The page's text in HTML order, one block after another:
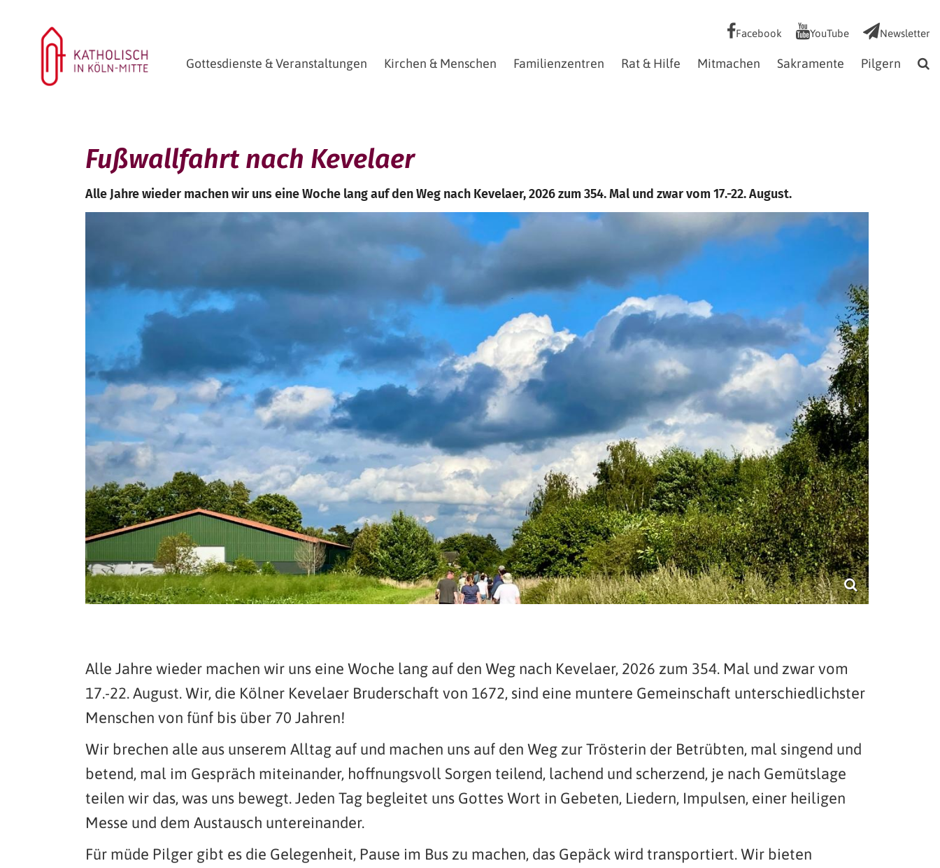
Facebook YouTube Newsletter
Startseite Gottesdienste & Veranstaltungen Kirchen & Menschen Familienzentren Rat & Hilfe Mitmachen Sakramente Pilgern
Fußwallfahrt nach Kevelaer
Alle Jahre wieder machen wir uns eine Woche lang auf den Weg nach Kevelaer, 2026 zum 354. Mal und zwar vom 17.-22. August.
Alle Jahre wieder machen wir uns eine Woche lang auf den Weg nach Kevelaer, 2026 zum 354. Mal und zwar vom
17.-22. August. Wir, die Kölner Kevelaer Bruderschaft von 1672, sind eine muntere Gemeinschaft unterschiedlichster
Menschen von fünf bis über 70 Jahren!
Wir brechen alle aus unserem Alltag auf und machen uns auf den Weg zur Trösterin der Betrübten, mal singend und
betend, mal im Gespräch miteinander, hoffnungsvoll Sorgen teilend, lachend und scherzend, je nach Gemütslage
teilen wir das, was uns bewegt. Jeden Tag begleitet uns Gottes Wort in Gebeten, Liedern, Impulsen, einer heiligen
Messe und dem Austausch untereinander.
Für müde Pilger gibt es die Gelegenheit, Pause im Bus zu machen, das Gepäck wird transportiert. Wir bieten